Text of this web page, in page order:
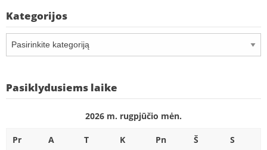
Kategorijos
Pasiklydusiems laike
2026 m. rugpjūčio mėn.
Pr A T K Pn Š S